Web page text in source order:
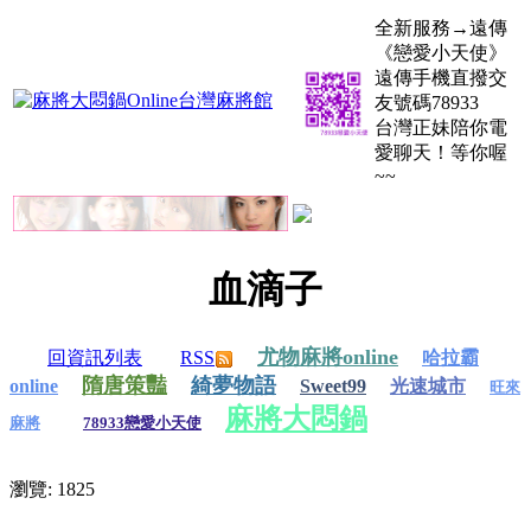
全新服務→遠傳
《戀愛小天使》
遠傳手機直撥交
友號碼78933
台灣正妹陪你電
愛聊天！等你喔
~~
血滴子
回資訊列表 RSS 尤物麻將online
哈拉霸
online
隋唐策豔 綺夢物語 Sweet99 光速城市
旺來
麻將
78933戀愛小天使 麻將大悶鍋
瀏覽: 1825